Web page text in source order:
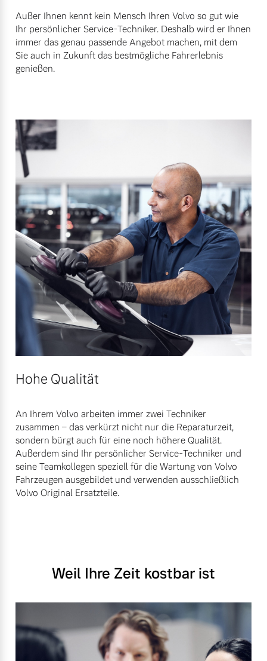
Außer Ihnen kennt kein Mensch Ihren Volvo so gut wie
Ihr persönlicher Service-Techniker. Deshalb wird er Ihnen
immer das genau passende Angebot machen, mit dem
Sie auch in Zukunft das bestmögliche Fahrerlebnis
genießen.
Hohe Qualität
An Ihrem Volvo arbeiten immer zwei Techniker
zusammen – das verkürzt nicht nur die Reparaturzeit,
sondern bürgt auch für eine noch höhere Qualität.
Außerdem sind Ihr persönlicher Service-Techniker und
seine Teamkollegen speziell für die Wartung von Volvo
Fahrzeugen ausgebildet und verwenden ausschließlich
Volvo Original Ersatzteile.
Weil Ihre Zeit kostbar ist